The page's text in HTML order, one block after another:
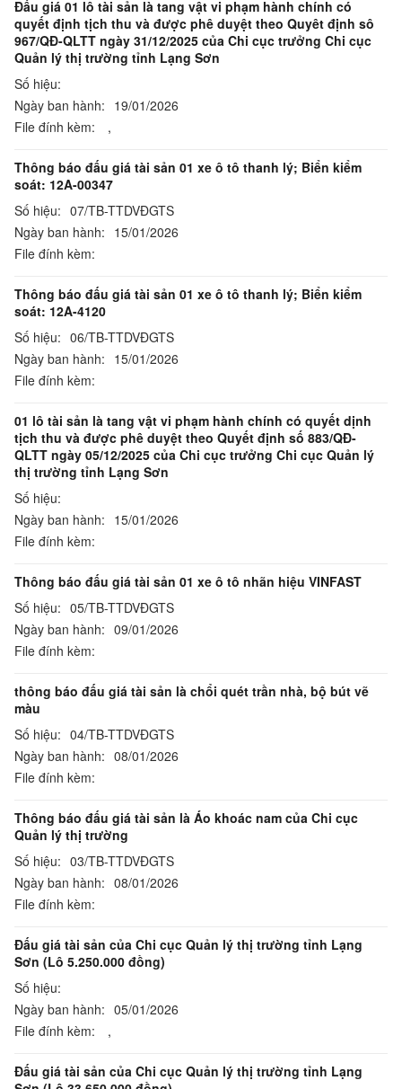
Đấu giá 01 lô tài sản là tang vật vi phạm hành chính có
quyết định tịch thu và được phê duyệt theo Quyêt định sô
967/QĐ-QLTT ngày 31/12/2025 của Chi cục trưởng Chi cục
Quản lý thị trường tỉnh Lạng Sơn
Số hiệu:
Ngày ban hành: 19/01/2026
File đính kèm:
,
Thông báo đấu giá tài sản 01 xe ô tô thanh lý; Biển kiểm
soát: 12A-00347
Số hiệu: 07/TB-TTDVĐGTS
Ngày ban hành: 15/01/2026
File đính kèm:
Thông báo đấu giá tài sản 01 xe ô tô thanh lý; Biển kiểm
soát: 12A-4120
Số hiệu: 06/TB-TTDVĐGTS
Ngày ban hành: 15/01/2026
File đính kèm:
01 lô tài sản là tang vật vi phạm hành chính có quyết dịnh
tịch thu và được phê duyệt theo Quyết định số 883/QĐ-
QLTT ngày 05/12/2025 của Chi cục trưởng Chi cục Quản lý
thị trường tỉnh Lạng Sơn
Số hiệu:
Ngày ban hành: 15/01/2026
File đính kèm:
Thông báo đấu giá tài sản 01 xe ô tô nhãn hiệu VINFAST
Số hiệu: 05/TB-TTDVĐGTS
Ngày ban hành: 09/01/2026
File đính kèm:
thông báo đấu giá tài sản là chổi quét trần nhà, bộ bút vẽ
màu
Số hiệu: 04/TB-TTDVĐGTS
Ngày ban hành: 08/01/2026
File đính kèm:
Thông báo đấu giá tài sản là Áo khoác nam của Chi cục
Quản lý thị trường
Số hiệu: 03/TB-TTDVĐGTS
Ngày ban hành: 08/01/2026
File đính kèm:
Đấu giá tài sản của Chi cục Quản lý thị trường tỉnh Lạng
Sơn (Lô 5.250.000 đồng)
Số hiệu:
Ngày ban hành: 05/01/2026
File đính kèm:
,
Đấu giá tài sản của Chi cục Quản lý thị trường tỉnh Lạng